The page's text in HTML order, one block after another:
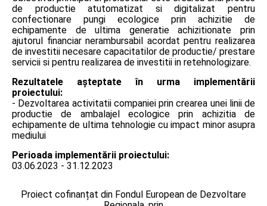
de productie atutomatizat si digitalizat pentru
confectionare pungi ecologice prin achizitie de
echipamente de ultima generatie achizitionate prin
ajutorul financiar nerambursabil acordat pentru realizarea
de investitii necesare capacitatilor de productie/ prestare
servicii si pentru realizarea de investitii in retehnologizare.
Rezultatele așteptate în urma implementării
proiectului:
- Dezvoltarea activitatii companiei prin crearea unei linii de
productie de ambalajel ecologice prin achizitia de
echipamente de ultima tehnologie cu impact minor asupra
mediului
Perioada implementării proiectului:
03.06.2023 - 31.12.2023
Proiect cofinanțat din Fondul European de Dezvoltare